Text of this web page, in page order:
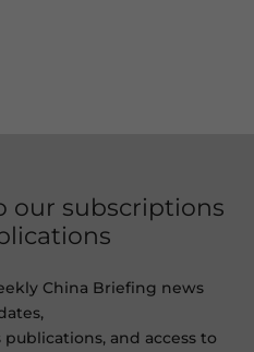
our subscriptions
China Briefing news
and access to